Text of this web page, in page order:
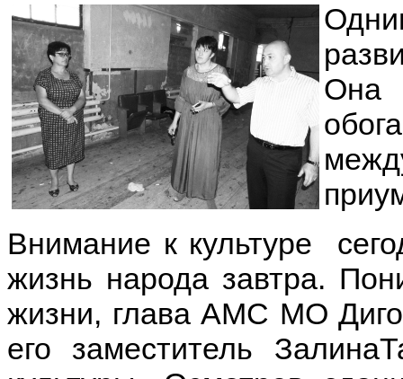
Она
Внимание к культуре
жизнь народа завтра.
жизни, глава АМС МО
его заместитель